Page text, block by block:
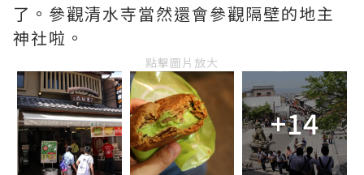
了。參觀清水寺當然還會參觀隔壁的地主
神社啦。
點擊圖片放大
+14